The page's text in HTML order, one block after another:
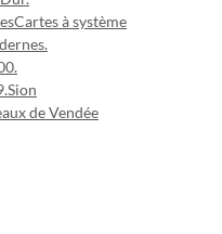
Cartes à système
Sion
de Vendée